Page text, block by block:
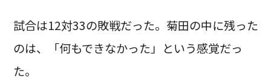
試合は12対33の敗戦だった。菊田の中に残った
のは、「何もできなかった」という感覚だっ
た。